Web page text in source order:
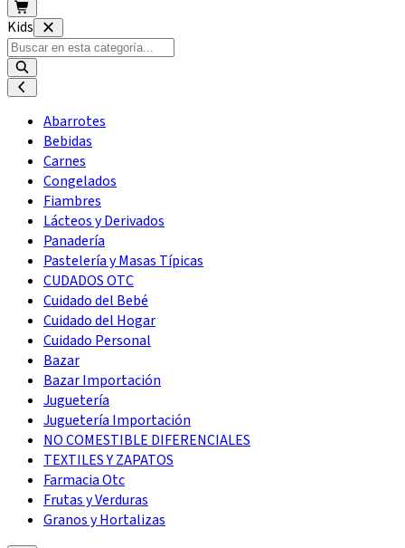
Kids
Abarrotes
Bebidas
Carnes
Congelados
Fiambres
Lácteos y Derivados
Panadería
Pastelería y Masas Típicas
CUDADOS OTC
Cuidado del Bebé
Cuidado del Hogar
Cuidado Personal
Bazar
Bazar Importación
Juguetería
Juguetería Importación
NO COMESTIBLE DIFERENCIALES
TEXTILES Y ZAPATOS
Farmacia Otc
Frutas y Verduras
Granos y Hortalizas